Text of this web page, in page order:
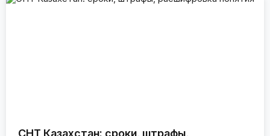
СНТ Казахстан: сроки, штрафы,